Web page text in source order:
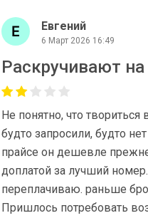
Евгений
6 Март 2026 16:49
Раскручивают
Не понятно, что
будто запросили, будто
прайсе он дешевле
доплатой за лучший
переплачиваю. раньше
Пришлось потребовать